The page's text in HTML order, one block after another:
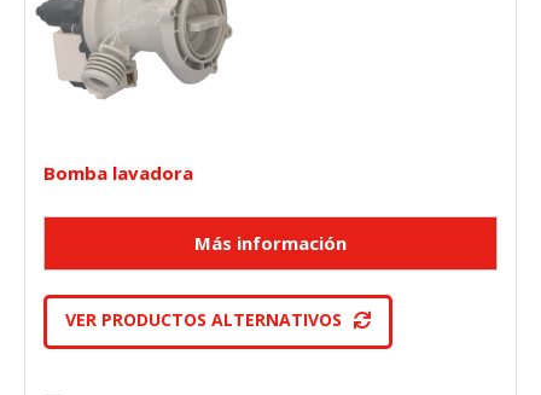
Bomba lavadora
VER PRODUCTOS ALTERNATIVOS